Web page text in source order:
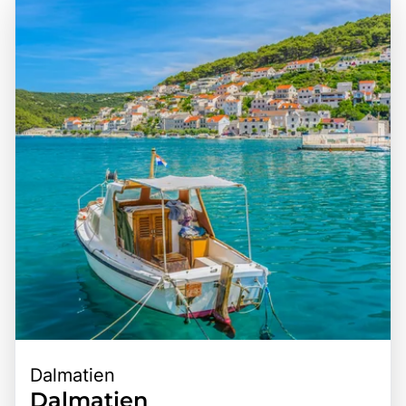
ist eine wunderbare Gelegenheit, die Vielfalt der Natur zu
erleben, die kulturellen Schätze zu entdecken und die
köstliche albanische Küche zu genießen, die von frischen
Zutaten und traditionellen Rezepten geprägt ist. Die
Kombination aus spektakulären Landschaften,
historischen Stätten und einer Vielzahl von Aktivitäten
macht Albanien zu einem unvergesslichen Ziel für
Reisende.
Gebirgszug des Pindos dominiert wird. Die Hauptstadt
Tirana ist gut an das Verkehrsnetz angebunden und dient
als idealer Ausgangspunkt für Erkundungen des Landes.
Die zentrale Lage Albaniens macht es zu einem idealen
Ziel für Reisende, die die Schönheit der Natur und die
kulturellen Schätze der Region erkunden möchten. Die
Kombination aus der beeindruckenden Geografie, der
reichen Geschichte und den vielfältigen
Freizeitmöglichkeiten macht Albanien zu einem
unvergesslichen Erlebnis für jeden Besucher.
Dalmatien
Dalmatien